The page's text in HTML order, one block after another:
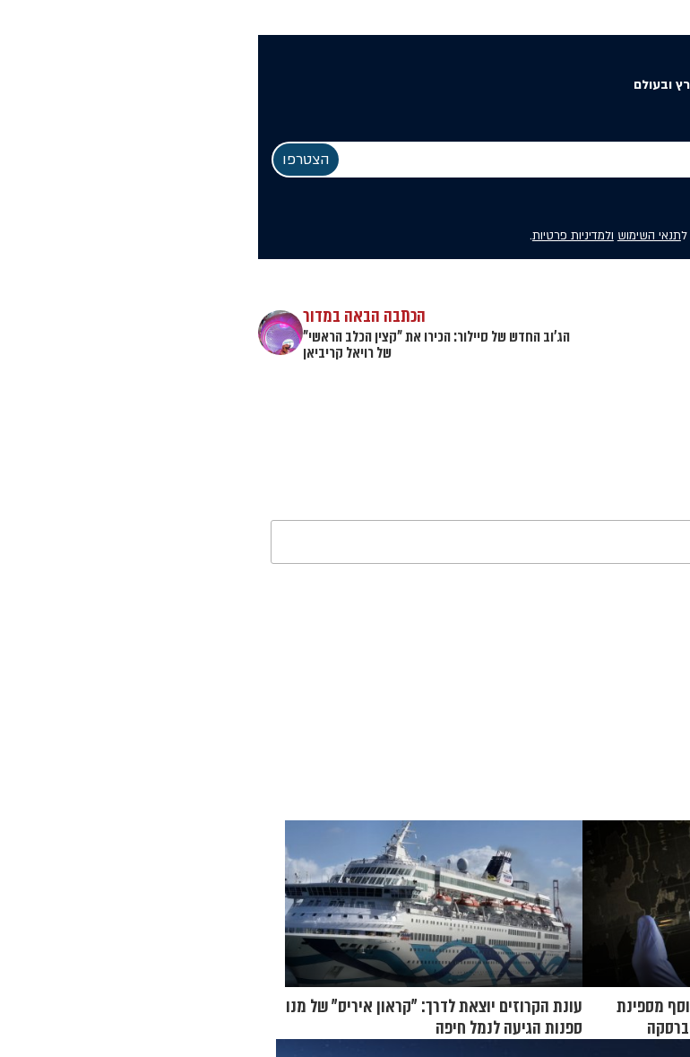
ובעולם
לתנאי השימוש ולמדיניות פרטיות.
הכתבה הבאה במדור
הג'וב החדש של סיילור: הכירו את "קצין הכלב הראשי"
של רויאל קריביאן
מספינת
עונת הקרוזים יוצאת לדרך: "קראון איריס" של מנו
ספנות הגיעה לנמל חיפה